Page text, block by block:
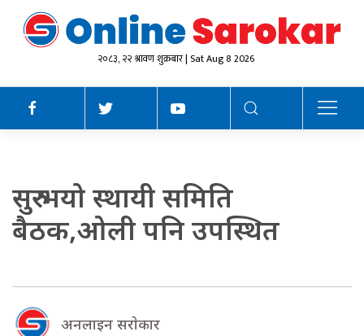
२०८३, २२ श्रावण शुक्रबार | Sat Aug 8 2026
सुरु भयो स्थायी समिति
बैठक,ओली पनि उपस्थित
अनलाइन सराेकार